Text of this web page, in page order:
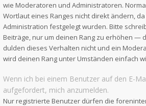
wie Moderatoren und Administratoren.
Wortlaut eines Ranges nicht direkt ändern,
Administration festgelegt wurden. Bitte
Beiträge, nur um deinen Rang zu erhöhen —
dulden dieses Verhalten nicht und ein
wird deinen Rang unter Umständen einfach
Wenn ich bei einem Benutzer auf den E-
aufgefordert, mich anzumelden.
Nur registrierte Benutzer dürfen die